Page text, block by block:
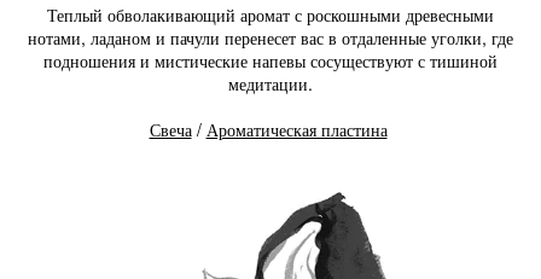
Теплый обволакивающий аромат с роскошными древесными
нотами, ладаном и пачули перенесет вас в отдаленные уголки, где
подношения и мистические напевы сосуществуют с тишиной
медитации.
Свеча/ Ароматическая пластина